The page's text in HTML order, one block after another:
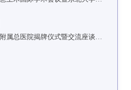
东北大学附属总医院揭牌仪式暨交流座谈会举行